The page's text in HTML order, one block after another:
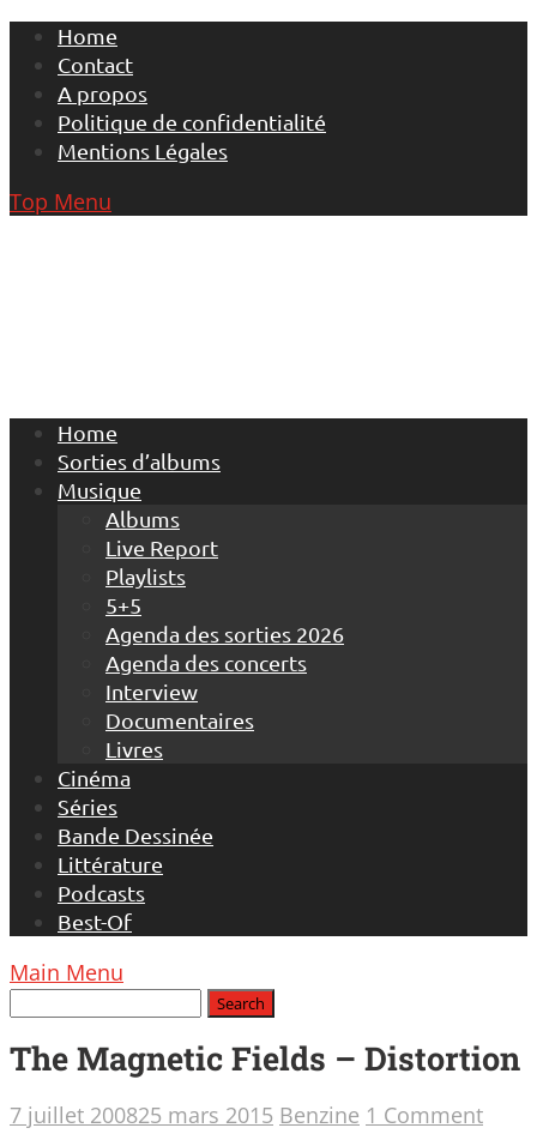
Skip
content
Home
Contact
A propos
Politique de confidentialité
Mentions Légales
Top Menu
Home
Sorties d’albums
Musique
Albums
Live Report
Playlists
5+5
Agenda des sorties 2026
Agenda des concerts
Interview
Documentaires
Livres
Cinéma
Séries
Bande Dessinée
Littérature
Podcasts
Best-Of
Main Menu
The Magnetic Fields – Distortion
7 juillet 200825 mars 2015 Benzine 1 Comment